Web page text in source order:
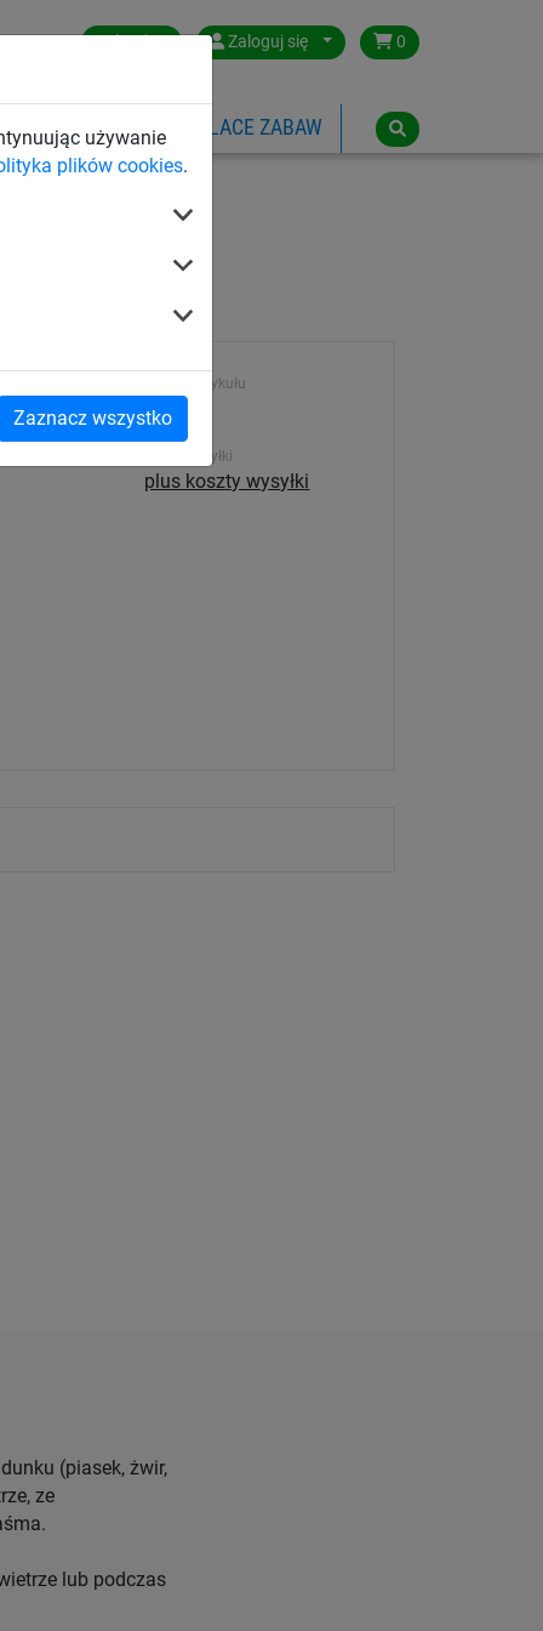
używanie
plików cookies.
Zaznacz wszystko
Poland Zaloguj się 0
LINOWE PLACE ZABAW
Numer artykułu
72291
Koszt wysyłki
plus koszty wysyłki
(piasek, żwir,
ze
lub podczas